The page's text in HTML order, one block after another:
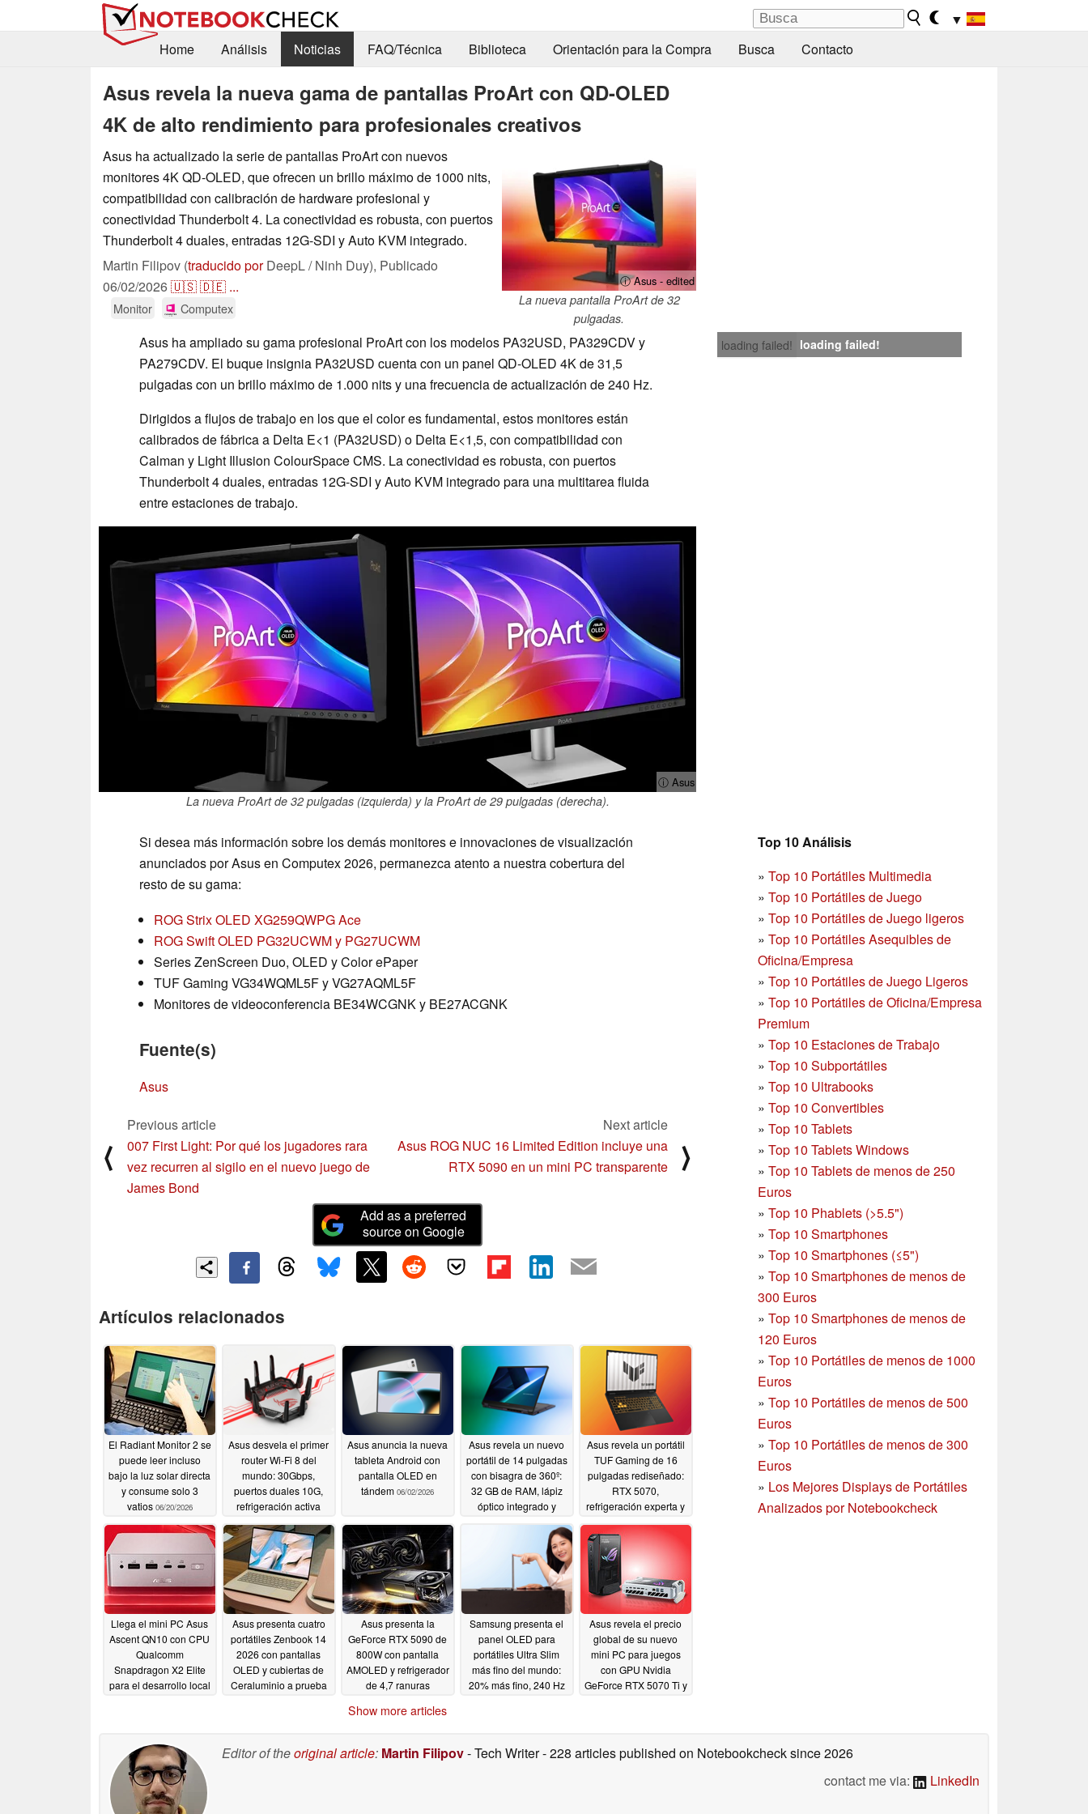
▼
Home
Análisis Noticias FAQ/Técnica Biblioteca Orientación para la Compra Busca Contacto
Asus revela la nueva gama de pantallas ProArt con QD-OLED
4K de alto rendimiento para profesionales creativos
ⓘ Asus - edited
La nueva pantalla ProArt de 32
pulgadas.
Asus ha actualizado la serie de pantallas ProArt con nuevos
monitores 4K QD-OLED, que ofrecen un brillo máximo de 1000 nits,
compatibilidad con calibración de hardware profesional y
conectividad Thunderbolt 4. La conectividad es robusta, con puertos
Thunderbolt 4 duales, entradas 12G-SDI y Auto KVM integrado.
Martin Filipov (traducido porDeepL / Ninh Duy), Publicado
06/02/2026🇺🇸🇩🇪 ...
Monitor Computex
loading failed! loading failed!
Asus ha ampliado su gama profesional ProArt con los modelos PA32USD, PA329CDV y
PA279CDV. El buque insignia PA32USD cuenta con un panel QD-OLED 4K de 31,5
pulgadas con un brillo máximo de 1.000 nits y una frecuencia de actualización de 240 Hz.
Dirigidos a flujos de trabajo en los que el color es fundamental, estos monitores están
calibrados de fábrica a Delta E<1 (PA32USD) o Delta E<1,5, con compatibilidad con
Calman y Light Illusion ColourSpace CMS. La conectividad es robusta, con puertos
Thunderbolt 4 duales, entradas 12G-SDI y Auto KVM integrado para una multitarea fluida
entre estaciones de trabajo.
ⓘ Asus
La nueva ProArt de 32 pulgadas (izquierda) y la ProArt de 29 pulgadas (derecha).
Top 10 Análisis
» Top 10 Portátiles Multimedia
» Top 10 Portátiles de Juego
» Top 10 Portátiles de Juego ligeros
» Top 10 Portátiles Asequibles de
Oficina/Empresa
» Top 10 Portátiles de Juego Ligeros
» Top 10 Portátiles de Oficina/Empresa
Premium
» Top 10 Estaciones de Trabajo
» Top 10 Subportátiles
» Top 10 Ultrabooks
» Top 10 Convertibles
» Top 10 Tablets
» Top 10 Tablets Windows
» Top 10 Tablets de menos de 250
Euros
» Top 10 Phablets (>5.5")
» Top 10 Smartphones
» Top 10 Smartphones (≤5")
» Top 10 Smartphones de menos de
300 Euros
» Top 10 Smartphonesde menos de
120 Euros
» Top 10 Portátiles de menos de 1000
Euros
» Top 10 Portátiles de menos de 500
Euros
» Top 10 Portátiles de menos de 300
Euros
» Los Mejores Displays de Portátiles
Analizados por Notebookcheck
Si desea más información sobre los demás monitores e innovaciones de visualización
anunciados por Asus en Computex 2026, permanezca atento a nuestra cobertura del
resto de su gama:
ROG Strix OLED XG259QWPG Ace
ROG Swift OLED PG32UCWM y PG27UCWM
Series ZenScreen Duo, OLED y Color ePaper
TUF Gaming VG34WQML5F y VG27AQML5F
Monitores de videoconferencia BE34WCGNK y BE27ACGNK
Fuente(s)
Asus
⟨
Previous article
007 First Light: Por qué los jugadores rara
vez recurren al sigilo en el nuevo juego de
James Bond
Next article
Asus ROG NUC 16 Limited Edition incluye una
RTX 5090 en un mini PC transparente
⟩
Add as a preferred
source on Google
Artículos relacionados
El Radiant Monitor 2 se
puede leer incluso
bajo la luz solar directa
y consume solo 3
vatios 06/20/2026
Asus desvela el primer
router Wi-Fi 8 del
mundo: 30Gbps,
puertos duales 10G,
refrigeración activa
06/02/2026
Asus anuncia la nueva
tableta Android con
pantalla OLED en
tándem 06/02/2026
Asus revela un nuevo
portátil de 14 pulgadas
con bisagra de 360º:
32 GB de RAM, lápiz
óptico integrado y
06/02/2026
Asus revela un portátil
TUF Gaming de 16
pulgadas rediseñado:
RTX 5070,
refrigeración experta y
06/02/2026
Llega el mini PC Asus
Ascent QN10 con CPU
Qualcomm
Snapdragon X2 Elite
para el desarrollo local
Asus presenta cuatro
portátiles Zenbook 14
2026 con pantallas
OLED y cubiertas de
Ceraluminio a prueba
Asus presenta la
GeForce RTX 5090 de
800W con pantalla
AMOLED y refrigerador
de 4,7 ranuras
Samsung presenta el
panel OLED para
portátiles Ultra Slim
más fino del mundo:
20% más fino, 240 Hz
Asus revela el precio
global de su nuevo
mini PC para juegos
con GPU Nvidia
GeForce RTX 5070 Ti y
Show more articles
Editor of theoriginal article: Martin Filipov- Tech Writer- 228 articles published on Notebookchecksince 2026
contact me via:
LinkedIn